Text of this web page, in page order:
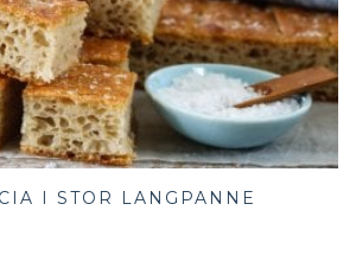
I STOR LANGPANNE